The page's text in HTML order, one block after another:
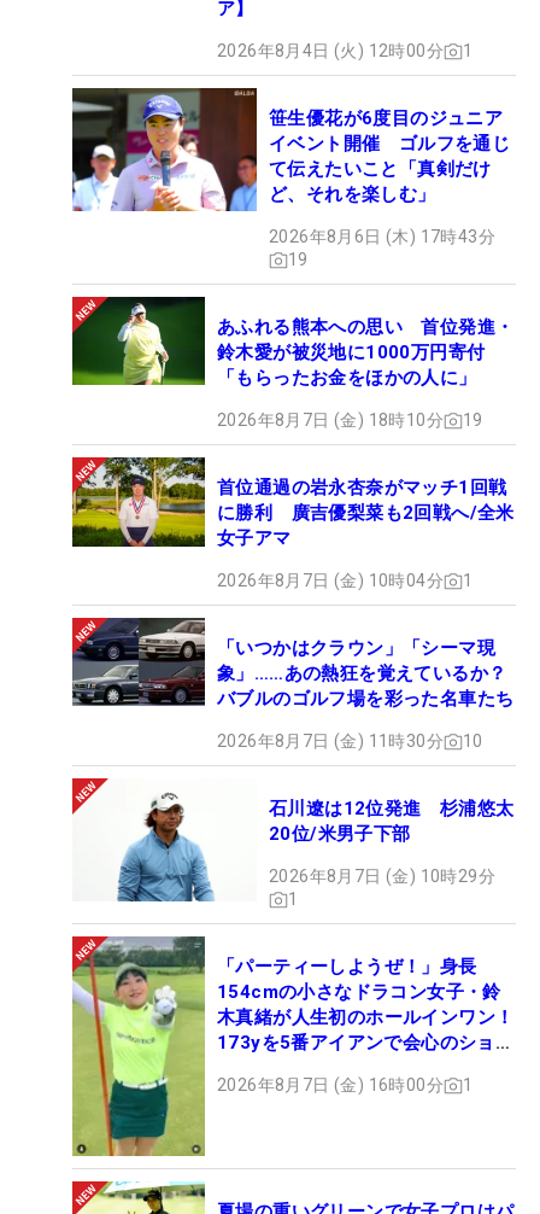
ア】
2026年8月4日 (火) 12時00分 1
笹生優花が6度目のジュニア
イベント開催 ゴルフを通じ
て伝えたいこと「真剣だけ
ど、それを楽しむ」
2026年8月6日 (木) 17時43分
19
あふれる熊本への思い 首位発進・
鈴木愛が被災地に1000万円寄付
「もらったお金をほかの人に」
2026年8月7日 (金) 18時10分 19
首位通過の岩永杏奈がマッチ1回戦
に勝利 廣吉優梨菜も2回戦へ/全米
女子アマ
2026年8月7日 (金) 10時04分 1
「いつかはクラウン」「シーマ現
象」……あの熱狂を覚えているか？
バブルのゴルフ場を彩った名車たち
2026年8月7日 (金) 11時30分 10
石川遼は12位発進 杉浦悠太
20位/米男子下部
2026年8月7日 (金) 10時29分
1
「パーティーしようぜ！」身長
154cmの小さなドラコン女子・鈴
木真緒が人生初のホールインワン！
173yを5番アイアンで会心のショッ
2026年8月7日 (金) 16時00分 1